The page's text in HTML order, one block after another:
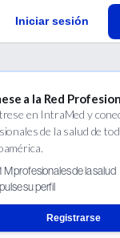
Iniciar sesión
a la Red
en IntraMed y
de la salud de
M profesionales de la salud
su perfil
Registrarse